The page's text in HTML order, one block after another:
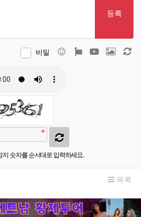
등록
비밀 이모티콘폰트어썸
동영상 이미지
지 숫자를 순서대로 입력하세요.
목록